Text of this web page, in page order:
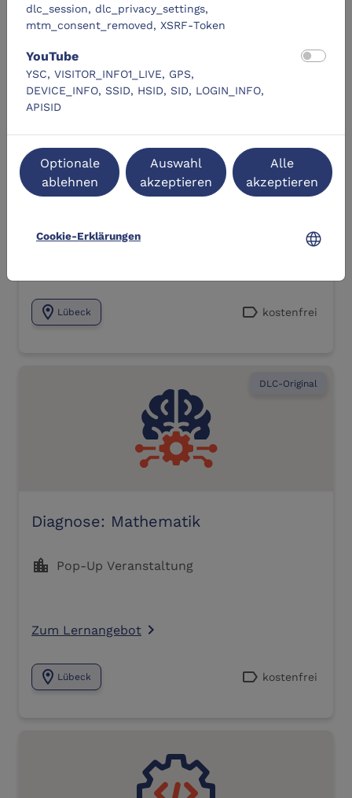
dlc_session, dlc_privacy_settings,
mtm_consent_removed, XSRF-Token
YouTube
YSC, VISITOR_INFO1_LIVE, GPS,
DEVICE_INFO, SSID, HSID, SID, LOGIN_INFO,
APISID
Optionale
ablehnen
Auswahl
akzeptieren
Alle
akzeptieren
Cookie-Erklärungen language
Osterferien im DLC: Musik, Roboter &
VR selbst ausprobieren
location_city Pop-Up Veranstaltung
location_on Lübeck label kostenfrei
DLC-Original
Diagnose: Mathematik
location_city Pop-Up Veranstaltung
Zum Lernangebot navigate_next
location_on Lübeck label kostenfrei